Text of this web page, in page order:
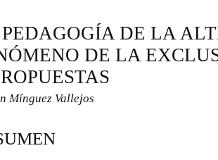
DE LA
DE LA
Mínguez Vallejos